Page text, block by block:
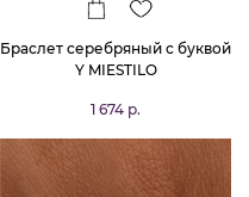
Браслет серебряный с буквой
Y MIESTILO
1 674 р.